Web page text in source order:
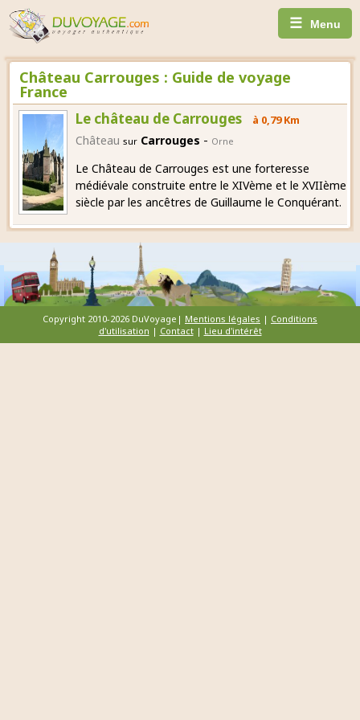
☰ Menu
Château Carrouges : Guide de voyage
France
Le château de Carrouges à 0,79 Km
Château sur Carrouges - Orne
Le Château de Carrouges est une forteresse
médiévale construite entre le XIVème et le XVIIème
siècle par les ancêtres de Guillaume le Conquérant.
Copyright 2010-2026 DuVoyage| Mentions légales | Conditions
d'utilisation | Contact| Lieu d'intérêt